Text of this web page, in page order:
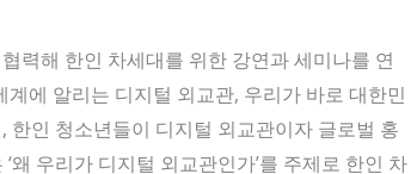
력해 한인 차세대를 위한 강연과 세미나를 연
에 알리는 디지털 외교관, 우리가 바로 대한민
한인 청소년들이 디지털 외교관이자 글로벌 홍
우리가 디지털 외교관인가’를 주제로 한인 차